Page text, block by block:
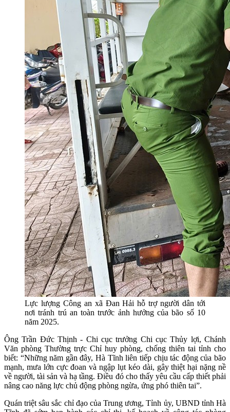
Lực lượng Công an xã Đan Hải hỗ trợ người dân tới
nơi tránh trú an toàn trước ảnh hưởng của bão số 10
năm 2025.
Ông Trần Đức Thịnh - Chi cục trưởng Chi cục Thủy lợi, Chánh
Văn phòng Thường trực Chỉ huy phòng, chống thiên tai tỉnh cho
biết: “Những năm gần đây, Hà Tĩnh liên tiếp chịu tác động của bão
mạnh, mưa lớn cực đoan và ngập lụt kéo dài, gây thiệt hại nặng nề
về người, tài sản và hạ tầng. Điều đó cho thấy yêu cầu cấp thiết phải
nâng cao năng lực chủ động phòng ngừa, ứng phó thiên tai”.
Quán triệt sâu sắc chỉ đạo của Trung ương, Tỉnh ủy, UBND tỉnh Hà